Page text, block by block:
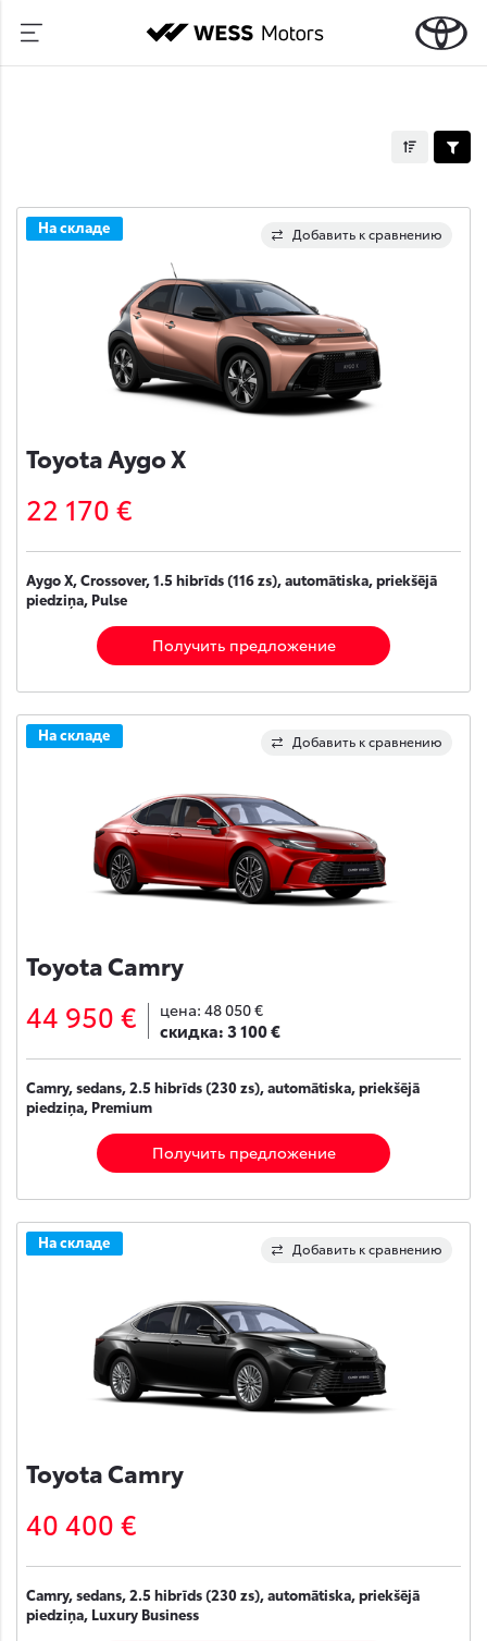
Добавить к сравнению
На складе
Toyota Aygo X
22 170 €
Aygo X, Crossover, 1.5 hibrīds (116 zs), automātiska, priekšējā
piedziņa, Pulse
Получить предложение
Добавить к сравнению
На складе
Toyota Camry
44 950 € цена: 48 050 €
скидка:3 100 €
Camry, sedans, 2.5 hibrīds (230 zs), automātiska, priekšējā
piedziņa, Premium
Получить предложение
Добавить к сравнению
На складе
Toyota Camry
40 400 €
Camry, sedans, 2.5 hibrīds (230 zs), automātiska, priekšējā
piedziņa, Luxury Business